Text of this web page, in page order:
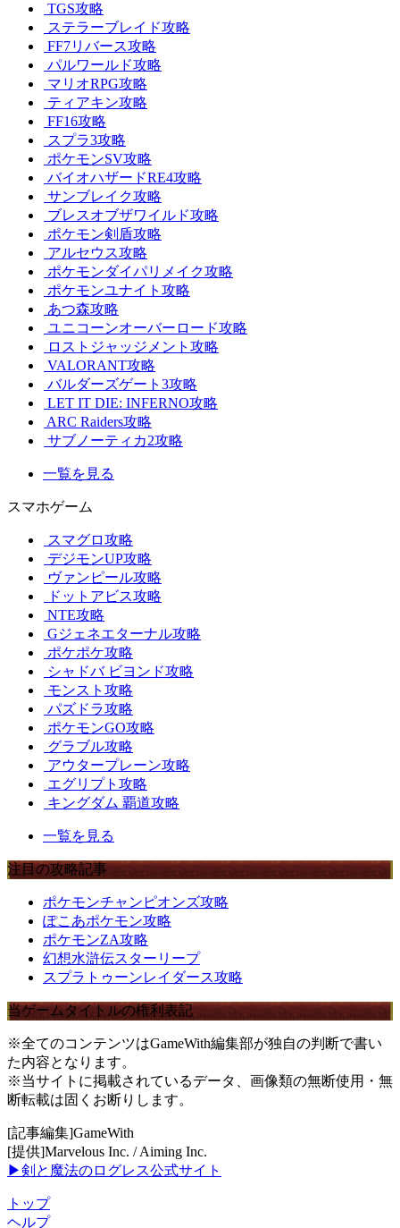
TGS攻略
ステラーブレイド攻略
FF7リバース攻略
パルワールド攻略
マリオRPG攻略
ティアキン攻略
FF16攻略
スプラ3攻略
ポケモンSV攻略
バイオハザードRE4攻略
サンブレイク攻略
ブレスオブザワイルド攻略
ポケモン剣盾攻略
アルセウス攻略
ポケモンダイパリメイク攻略
ポケモンユナイト攻略
あつ森攻略
ユニコーンオーバーロード攻略
ロストジャッジメント攻略
VALORANT攻略
バルダーズゲート3攻略
LET IT DIE: INFERNO攻略
ARC Raiders攻略
サブノーティカ2攻略
一覧を見る
スマホゲーム
スマグロ攻略
デジモンUP攻略
ヴァンピール攻略
ドットアビス攻略
NTE攻略
Gジェネエターナル攻略
ポケポケ攻略
シャドバ ビヨンド攻略
モンスト攻略
パズドラ攻略
ポケモンGO攻略
グラブル攻略
アウタープレーン攻略
エグリプト攻略
キングダム 覇道攻略
一覧を見る
注目の攻略記事
ポケモンチャンピオンズ攻略
ぽこあポケモン攻略
ポケモンZA攻略
幻想水滸伝スターリープ
スプラトゥーンレイダース攻略
当ゲームタイトルの権利表記
※全てのコンテンツはGameWith編集部が独自の判断で書い
た内容となります。
※当サイトに掲載されているデータ、画像類の無断使用・無
断転載は固くお断りします。
[記事編集]GameWith
[提供]Marvelous Inc. / Aiming Inc.
▶剣と魔法のログレス公式サイト
トップ
ヘルプ